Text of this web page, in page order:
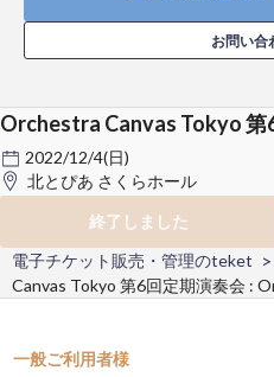
お問い合
Orchestra Canvas Tokyo 第
2022/12/4(日)
北とぴあ さくらホール
終了しました
電子チケット販売・管理のteket
Canvas Tokyo 第6回定期演奏会 :
一般ご利用者様